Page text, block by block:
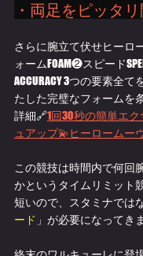
・両足をピッタ
さらに腕立て伏せヒーロ
ォームFOAM❷スピード
ACCURACY 3つの要素全
たした完璧なフォームを
詳細🔗1回30秒の簡単エ
ュアップ💫ヒーロームー
この競技は時間内で何回
かというタイムリミット
短いので、スタミナでは
ード 」が必要になってき